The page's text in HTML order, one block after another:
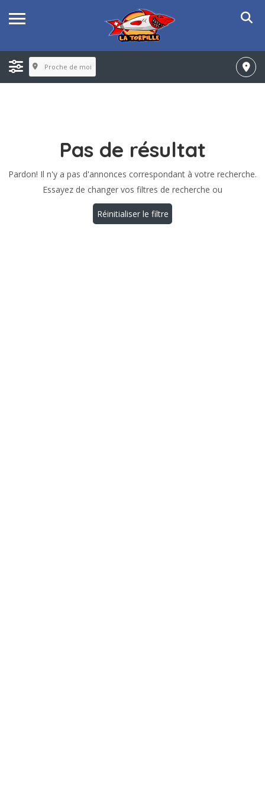
Proche de moi
Pas de résultat
Pardon! Il n'y a pas d'annonces correspondant à votre recherche.
Essayez de changer vos filtres de recherche ou
Réinitialiser le filtre